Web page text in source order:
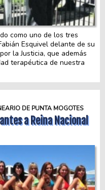
como uno de los tres
Esquivel delante de su
la Justicia, que además
terapéutica de nuestra
DE PUNTA MOGOTES
a Reina Nacional